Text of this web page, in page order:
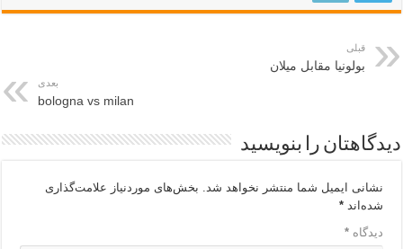
قبلی
بولونیا مقابل میلان
بعدی
bologna vs milan
دیدگاهتان را بنویسید
نشانی ایمیل شما منتشر نخواهد شد. بخش‌های موردنیاز علامت‌گذاری
شده‌اند*
دیدگاه*